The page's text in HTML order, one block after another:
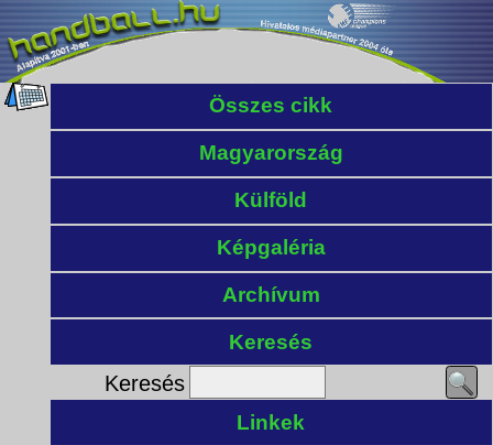
Összes cikk
Magyarország
Külföld
Képgaléria
Archívum
Keresés
Keresés
Linkek